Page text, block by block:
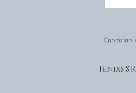
Condizioni
Fenixs